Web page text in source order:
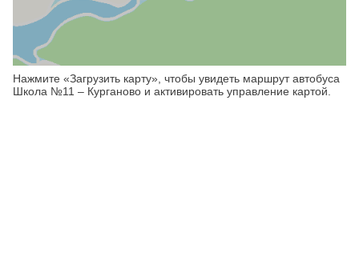
Нажмите «Загрузить карту», чтобы увидеть маршрут автобуса
Школа №11 – Курганово и активировать управление картой.